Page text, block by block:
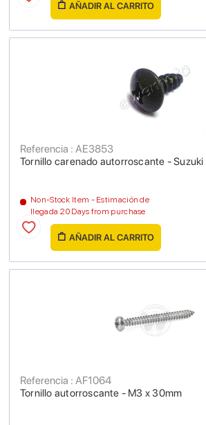
AÑADIR AL CARRITO
Tornillo carenado autorroscante -
Referencia : AE3853
Non-Stock Item - Estimación de
llegada 20 Days from purchase
AÑADIR AL CARRITO
Tornillo autorroscante - M3 x 30mm
Referencia : AF1064